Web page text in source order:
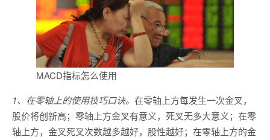
MACD指标怎么使用
1、在零轴上的使用技巧口诀。 在零轴上方每发生一次金叉，
股价将创新高；零轴上方金叉有意义，死叉无多大意义；在零
轴上方，金叉死叉次数越多越好，股性越好；在零轴上方的金